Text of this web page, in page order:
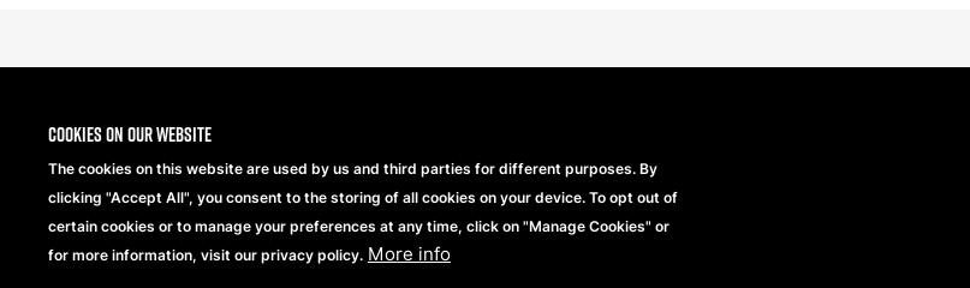
Cookies on our website
The cookies on this website are used by us and third parties for different purposes. By
clicking "Accept All", you consent to the storing of all cookies on your device. To opt out of
certain cookies or to manage your preferences at any time, click on "Manage Cookies" or
for more information, visit our privacy policy. More info
Copyright® 2026 Beechfield Brands Ltd. Todos los derechos reservados